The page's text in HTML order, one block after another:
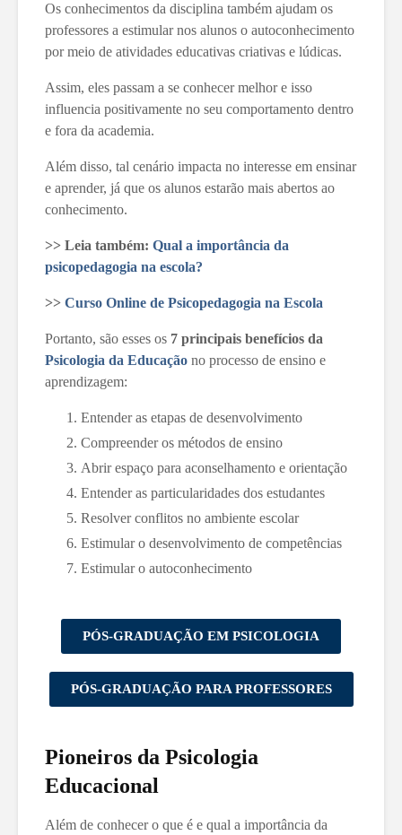
Os conhecimentos da disciplina também ajudam os
professores a estimular nos alunos o autoconhecimento
por meio de atividades educativas criativas e lúdicas.
Assim, eles passam a se conhecer melhor e isso
influencia positivamente no seu comportamento dentro
e fora da academia.
Além disso, tal cenário impacta no interesse em ensinar
e aprender, já que os alunos estarão mais abertos ao
conhecimento.
>> Leia também: Qual a importância da
psicopedagogia na escola?
>> Curso Online de Psicopedagogia na Escola
Portanto, são esses os 7 principais benefícios da
Psicologia da Educação no processo de ensino e
aprendizagem:
Entender as etapas de desenvolvimento
Compreender os métodos de ensino
Abrir espaço para aconselhamento e orientação
Entender as particularidades dos estudantes
Resolver conflitos no ambiente escolar
Estimular o desenvolvimento de competências
Estimular o autoconhecimento
PÓS-GRADUAÇÃO EM PSICOLOGIA
PÓS-GRADUAÇÃO PARA PROFESSORES
Pioneiros da Psicologia
Educacional
Além de conhecer o que é e qual a importância da